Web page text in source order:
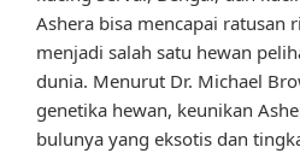
Ashera bisa mencapai ratusan
menjadi salah satu hewan
dunia. Menurut Dr. Michael
genetika hewan, keunikan
bulunya yang eksotis dan